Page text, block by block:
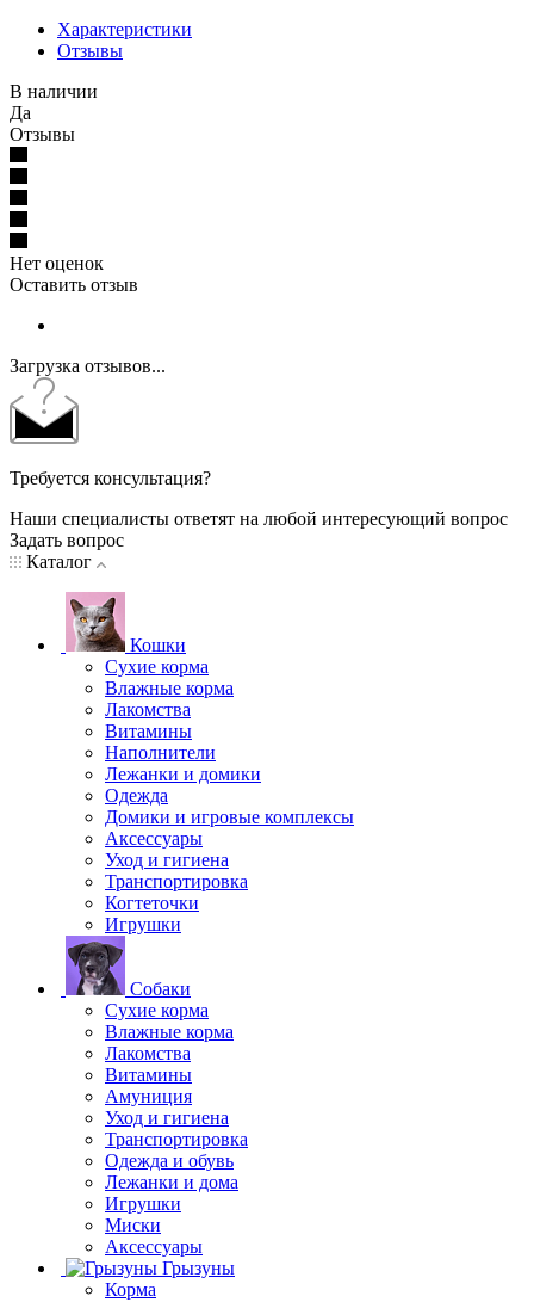
Характеристики
Отзывы
В наличии
Да
Отзывы
Нет оценок
Оставить отзыв
Загрузка отзывов...
Требуется консультация?
Наши специалисты ответят на любой интересующий вопрос
Задать вопрос
Каталог
Кошки
Сухие корма
Влажные корма
Лакомства
Витамины
Наполнители
Лежанки и домики
Одежда
Домики и игровые комплексы
Аксессуары
Уход и гигиена
Транспортировка
Когтеточки
Игрушки
Собаки
Сухие корма
Влажные корма
Лакомства
Витамины
Амуниция
Уход и гигиена
Транспортировка
Одежда и обувь
Лежанки и дома
Игрушки
Миски
Аксессуары
Грызуны
Корма